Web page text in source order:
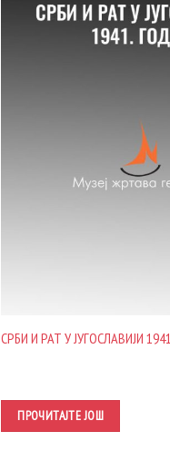
СРБИ И РАТ У ЈУГОСЛАВИЈИ 1941
ПРОЧИТАЈТЕ ЈОШ